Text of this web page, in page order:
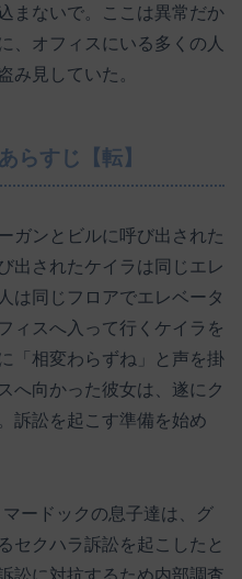
まないで。ここは異常だか
、オフィスにいる多くの人
み見していた。
らすじ【転】
ガンとビルに呼び出された
出されたケイラは同じエレ
は同じフロアでエレベータ
ィスへ入って行くケイラを
「相変わらずね」と声を掛
へ向かった彼女は、遂にク
訴訟を起こす準備を始め
ードックの息子達は、グ
セクハラ訴訟を起こしたと
訟に対抗するため内部調査